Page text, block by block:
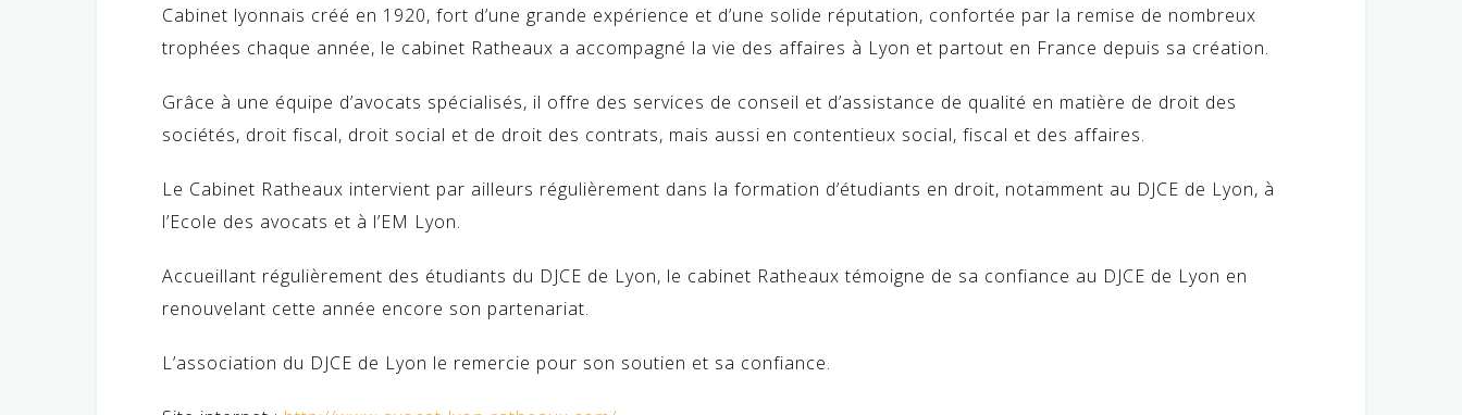
Cabinet lyonnais créé en 1920, fort d’une grande expérience et d’une solide réputation, confortée par la remise de nombreux
trophées chaque année, le cabinet Ratheaux a accompagné la vie des affaires à Lyon et partout en France depuis sa création.
Grâce à une équipe d’avocats spécialisés, il offre des services de conseil et d’assistance de qualité en matière de droit des
sociétés, droit fiscal, droit social et de droit des contrats, mais aussi en contentieux social, fiscal et des affaires.
Le Cabinet Ratheaux intervient par ailleurs régulièrement dans la formation d’étudiants en droit, notamment au DJCE de Lyon, à
l’Ecole des avocats et à l’EM Lyon.
Accueillant régulièrement des étudiants du DJCE de Lyon, le cabinet Ratheaux témoigne de sa confiance au DJCE de Lyon en
renouvelant cette année encore son partenariat.
L’association du DJCE de Lyon le remercie pour son soutien et sa confiance.